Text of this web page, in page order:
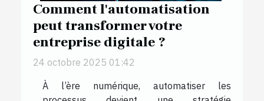
Comment l'automatisation
peut transformer votre
entreprise digitale ?
24 octobre 2025 01:42
À l’ère numérique, automatiser les